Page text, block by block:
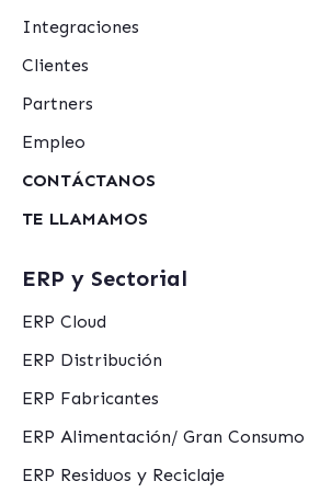
Integraciones
Clientes
Partners
Empleo
CONTÁCTANOS
TE LLAMAMOS
ERP y Sectorial
ERP Cloud
ERP Distribución
ERP Fabricantes
ERP Alimentación/ Gran Consumo
ERP Residuos y Reciclaje